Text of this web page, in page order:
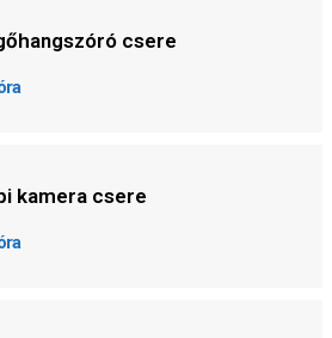
csere
kamera csere